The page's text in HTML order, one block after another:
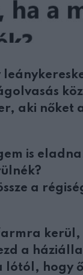
aki nőket
is
a
kerül,
a
lótól, hogy